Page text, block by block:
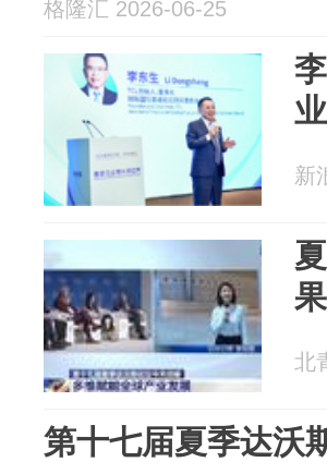
格隆汇 2026-06-25
新
北
第十七届夏季达沃